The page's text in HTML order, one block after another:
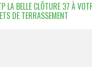
LA BELLE CLÔTURE 37 À
DE TERRASSEMENT